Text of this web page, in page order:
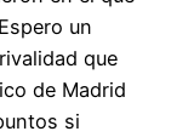
un
que
de Madrid
si